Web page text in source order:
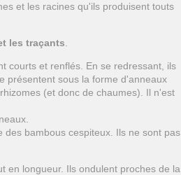
et les racines qu'ils produisent touts
les traçants
courts et renflés. En se redressant, ils
présentent sous la forme d'anneaux
(et donc de chaumes). Il n'est
bambous cespiteux. Ils ne sont pas
en longueur. Ils ondulent proches de la